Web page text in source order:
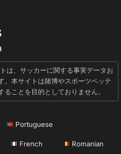
は、サッカーに関する事実データお
。本サイトは賭博やスポーツベッテ
ことを目的としておりません。
Portuguese
French Romanian